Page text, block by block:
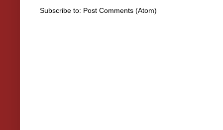
Subscribe to: Post Comments (Atom)